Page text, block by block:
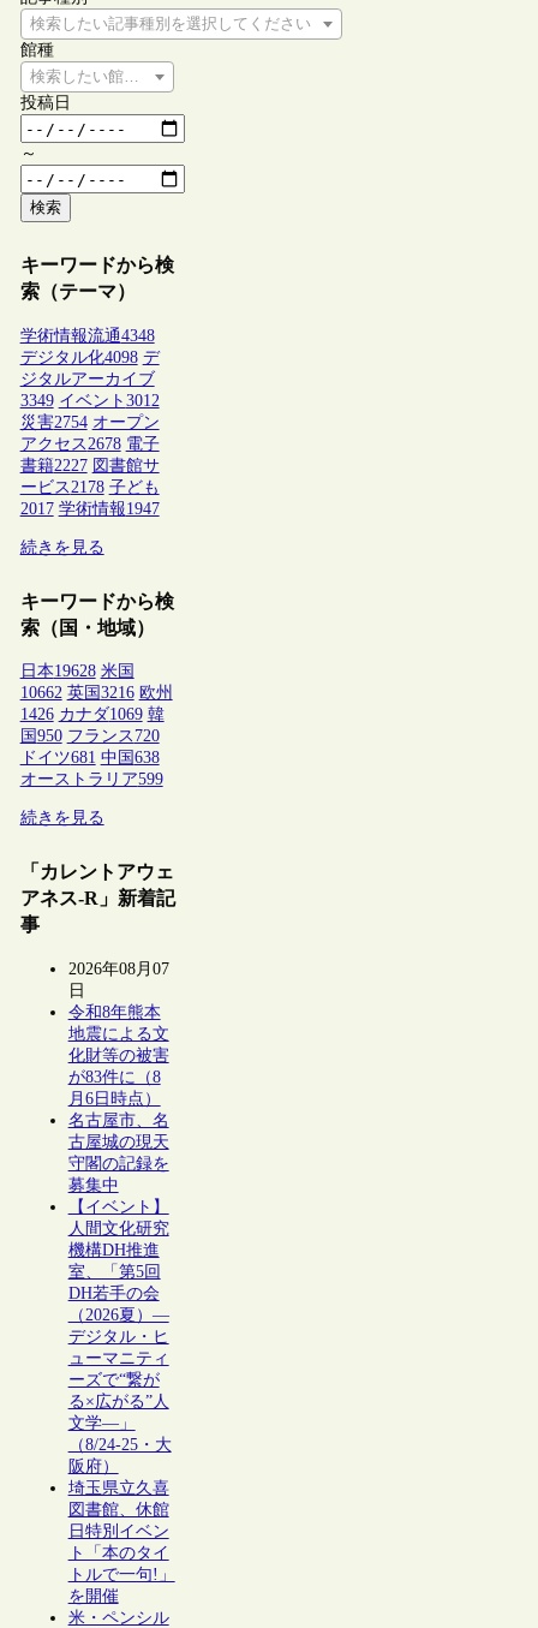
検索したい記事種別を選択してください
館種
検索したい館種を選択してください
投稿日
～
検索
キーワードから検
索（テーマ）
学術情報流通4348
デジタル化4098 デ
ジタルアーカイブ
3349 イベント 3012
災害2754 オープン
アクセス 2678 電子
書籍2227 図書館サ
ービス 2178 子ども
2017 学術情報1947
続きを見る
キーワードから検
索（国・地域）
日本19628 米国
10662 英国 3216 欧州
1426 カナダ1069 韓
国 950 フランス 720
ドイツ681 中国 638
オーストラリア599
続きを見る
「カレントアウェ
アネス-R」新着記
事
2026年08月07
日
令和8年熊本
地震による文
化財等の被害
が83件に（8
月6日時点）
名古屋市、名
古屋城の現天
守閣の記録を
募集中
【イベント】
人間文化研究
機構DH推進
室、「第5回
DH若手の会
（2026夏）―
デジタル・ヒ
ューマニティ
ーズで“繋が
る×広がる”人
文学―」
（8/24-25・大
阪府）
埼玉県立久喜
図書館、休館
日特別イベン
ト「本のタイ
トルで一句!」
を開催
米・ペンシル